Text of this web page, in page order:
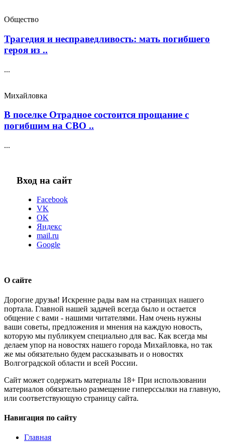
Общество
Трагедия и несправедливость: мать погибшего
героя из ..
...
Михайловка
В поселке Отрадное состоится прощание с
погибшим на СВО ..
...
Вход на сайт
Facebook
VK
OK
Яндекс
mail.ru
Google
О сайте
Дорогие друзья! Искренне рады вам на страницах нашего
портала. Главной нашей задачей всегда было и остается
общение с вами - нашими читателями. Нам очень нужны
ваши советы, предложения и мнения на каждую новость,
которую мы публикуем специально для вас. Как всегда мы
делаем упор на новостях нашего города Михайловка, но так
же мы обязательно будем рассказывать и о новостях
Волгоградской области и всей России.
Сайт может содержать материалы 18+ При использовании
материалов обязательно размещение гиперссылки на главную,
или соответствующую страницу сайта.
Навигация по сайту
Главная